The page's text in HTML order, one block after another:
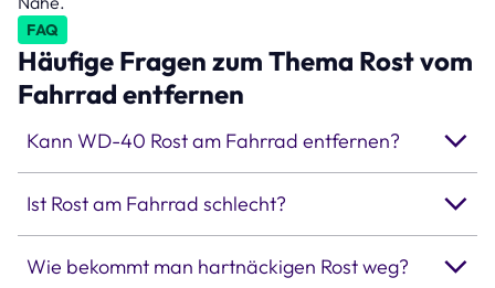
FAQ
Häufige Fragen zum Thema Rost vom
Fahrrad entfernen
Kann WD-40 Rost am Fahrrad entfernen?
Ist Rost am Fahrrad schlecht?
Wie bekommt man hartnäckigen Rost weg?